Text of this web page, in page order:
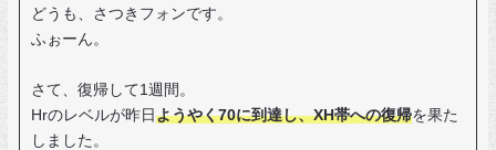
どうも、さつきフォンです。
ふぉーん。
さて、復帰して1週間。
Hrのレベルが昨日ようやく70に到達し、XH帯への復帰を果た
しました。